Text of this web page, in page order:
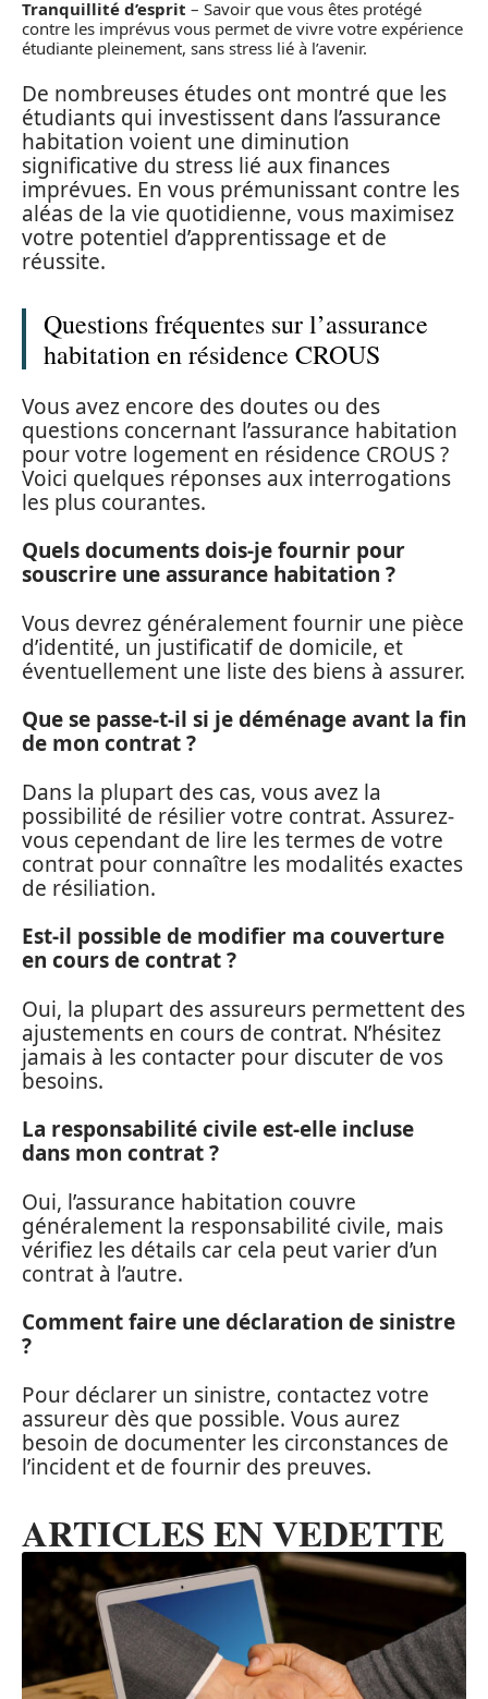
Tranquillité d’esprit – Savoir que vous êtes protégé
contre les imprévus vous permet de vivre votre expérience
étudiante pleinement, sans stress lié à l’avenir.
De nombreuses études ont montré que les
étudiants qui investissent dans l’assurance
habitation voient une diminution
significative du stress lié aux finances
imprévues. En vous prémunissant contre les
aléas de la vie quotidienne, vous maximisez
votre potentiel d’apprentissage et de
réussite.
Questions fréquentes sur l’assurance
habitation en résidence CROUS
Vous avez encore des doutes ou des
questions concernant l’assurance habitation
pour votre logement en résidence CROUS ?
Voici quelques réponses aux interrogations
les plus courantes.
Quels documents dois-je fournir pour
souscrire une assurance habitation ?
Vous devrez généralement fournir une pièce
d’identité, un justificatif de domicile, et
éventuellement une liste des biens à assurer.
Que se passe-t-il si je déménage avant la fin
de mon contrat ?
Dans la plupart des cas, vous avez la
possibilité de résilier votre contrat. Assurez-
vous cependant de lire les termes de votre
contrat pour connaître les modalités exactes
de résiliation.
Est-il possible de modifier ma couverture
en cours de contrat ?
Oui, la plupart des assureurs permettent des
ajustements en cours de contrat. N’hésitez
jamais à les contacter pour discuter de vos
besoins.
La responsabilité civile est-elle incluse
dans mon contrat ?
Oui, l’assurance habitation couvre
généralement la responsabilité civile, mais
vérifiez les détails car cela peut varier d’un
contrat à l’autre.
Comment faire une déclaration de sinistre
?
Pour déclarer un sinistre, contactez votre
assureur dès que possible. Vous aurez
besoin de documenter les circonstances de
l’incident et de fournir des preuves.
ARTICLES EN VEDETTE